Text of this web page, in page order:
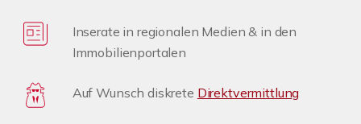
Inserate in regionalen Medien & in den
Immobilienportalen
Auf Wunsch diskrete Direktvermittlung